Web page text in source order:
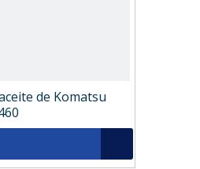
de Komatsu